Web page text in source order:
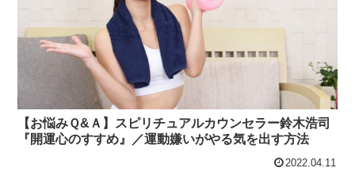
【お悩みＱ&Ａ】スピリチュアルカウンセラー鈴木浩司
『開運心のすすめ』／運動嫌いがやる気を出す方法
2022.04.11